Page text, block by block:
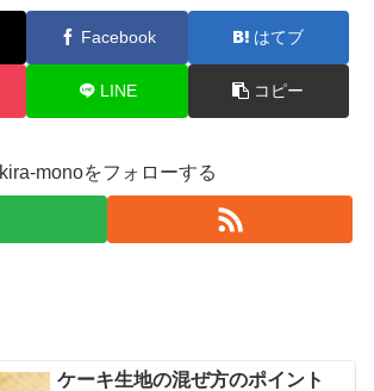
Facebook はてブ
LINE コピー
kira-monoをフォローする
ケーキ生地の混ぜ方のポイント